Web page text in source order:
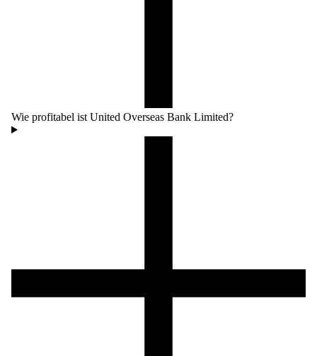
Wie profitabel ist United Overseas Bank Limited?